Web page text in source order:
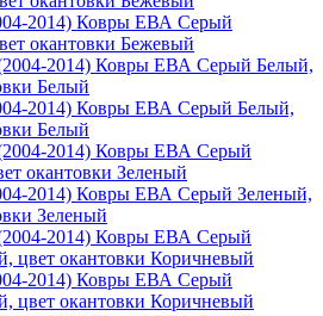
2014) Ковры ЕВА Серый
окантовки Бежевый
2014) Ковры ЕВА Серый Белый,
Белый
2014) Ковры ЕВА Серый Зеленый,
Зеленый
2014) Ковры ЕВА Серый
цвет окантовки Коричневый